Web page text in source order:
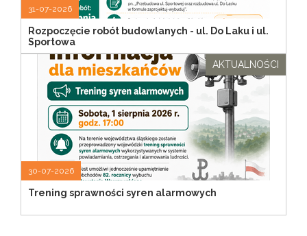
31-07-2026
Rozpoczęcie robót budowlanych - ul. Do Laku i ul.
Sportowa
30-07-2026
Trening sprawności syren alarmowych
AKTUALNOŚCI